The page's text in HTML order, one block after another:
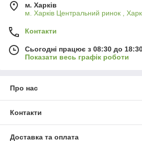
м. Харків
м. Харків Центральний ринок ,
Контакти
Сьогодні працює з 08:30 до
Показати весь графік роботи
Про нас
Контакти
Доставка та оплата